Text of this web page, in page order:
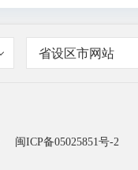
省设区市网站
闽ICP备05025851号-2